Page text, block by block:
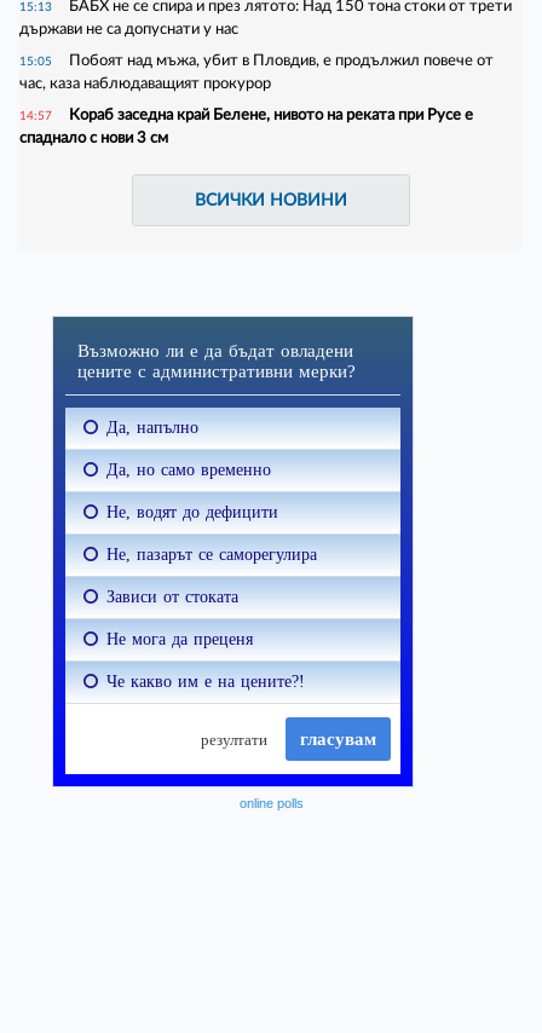
15:13
БАБХ не се спира и през лятото: Над 150 тона стоки от трети
държави не са допуснати у нас
15:05
Побоят над мъжа, убит в Пловдив, е продължил повече от
час, каза наблюдаващият прокурор
14:57
Кораб заседна край Белене, нивото на реката при Русе е
спаднало с нови 3 см
ВСИЧКИ НОВИНИ
online polls